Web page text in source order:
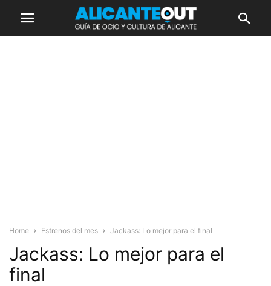
Home Estrenos del mes Jackass: Lo mejor para el final
Jackass: Lo mejor para el
final